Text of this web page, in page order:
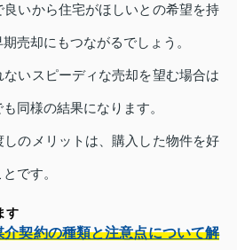
良いから住宅がほしいとの希望を持
売却にもつながるでしょう。
いスピーディな売却を望む場合は
同様の結果になります。
のメリットは、購入した物件を好
です。
す
契約の種類と注意点について解